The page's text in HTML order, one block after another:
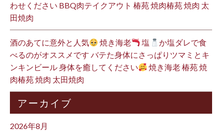
わせください BBQ肉テイクアウト 椿苑 焼肉椿苑 焼肉 太
田焼肉
酒のあてに意外と人気 焼き海老 塩
か塩ダレで食
べるのがオススメです バテた身体にさっぱりツマミとキ
ンキンビール 身体を癒してください
焼き海老 椿苑 焼
肉椿苑 焼肉 太田焼肉
アーカイブ
2026年8月